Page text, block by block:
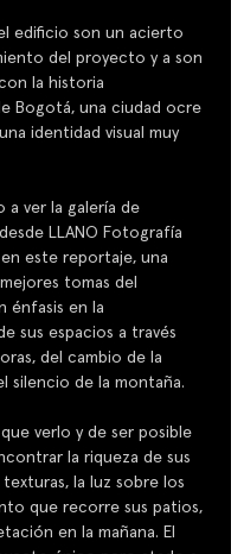
edificio son un acierto
del proyecto y a son
la historia
Bogotá, una ciudad ocre
identidad visual muy
a ver la galería de
LLANO Fotografía
este reportaje, una
tomas del
énfasis en la
sus espacios a través
del cambio de la
silencio de la montaña.
verlo y de ser posible
la riqueza de sus
texturas, la luz sobre los
que recorre sus patios,
en la mañana. El